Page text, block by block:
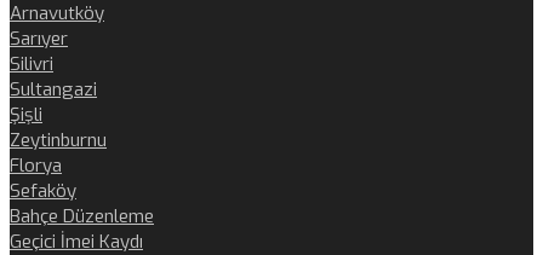
Arnavutköy
Sarıyer
Silivri
Sultangazi
Şişli
Zeytinburnu
Florya
Sefaköy
Bahçe Düzenleme
Geçici İmei Kaydı